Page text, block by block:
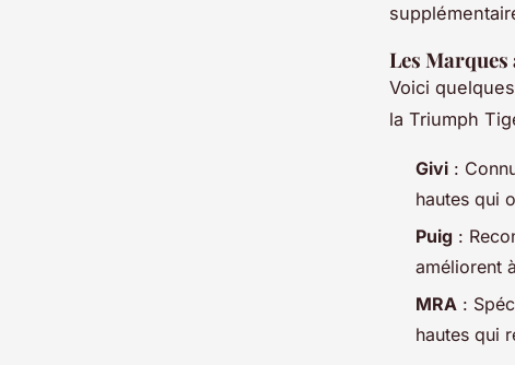
Les
Voici
la Triumph
Givi :
hautes qui
Puig :
améliorent
MRA :
hautes qui